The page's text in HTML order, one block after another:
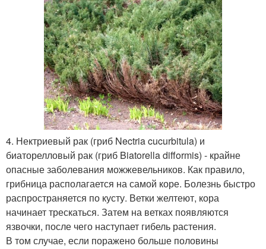
4. Нектриевый рак (гриб Nectria cucurbitula) и
биаторелловый рак (гриб Biatorella difformis) - крайне
опасные заболевания можжевельников. Как правило,
грибница располагается на самой коре. Болезнь быстро
распространяется по кусту. Ветки желтеют, кора
начинает трескаться. Затем на ветках появляются
язвочки, после чего наступает гибель растения.
В том случае, если поражено больше половины